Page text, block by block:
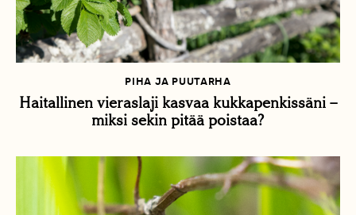
PIHA JA PUUTARHA
Haitallinen vieraslaji kasvaa kukkapenkissäni –
miksi sekin pitää poistaa?